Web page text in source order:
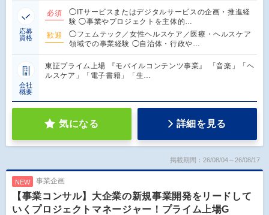
応募
資格
必須
◯ITサービスまたはデジタルサービスの企画・推進経
験 ◯事業やプロジェクトを主体的…
歓迎
◯フェムテック／女性ヘルスケア／医療・ヘルスケア
領域での事業経験 ◯自治体・行政や…
会社
概要
東証プライム上場 『モバイルコンテンツ事業』 「音楽」「ヘ
ルスケア」「電子書籍」「生…
気になる 詳細を見る
掲載期間：26/08/04～26/08/17
NEW 事業企画
【事業コンサル】大企業の新規事業開発をリードして
いくプロジェクトマネージャー！プライム上場G